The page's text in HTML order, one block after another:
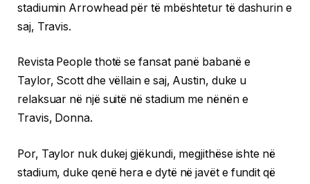
stadiumin Arrowhead për të mbështetur të dashurin e
saj, Travis.
Revista People thotë se fansat panë babanë e
Taylor, Scott dhe vëllain e saj, Austin, duke u
relaksuar në një suitë në stadium me nënën e
Travis, Donna.
Por, Taylor nuk dukej gjëkundi, megjithëse ishte në
stadium, duke qenë hera e dytë në javët e fundit që